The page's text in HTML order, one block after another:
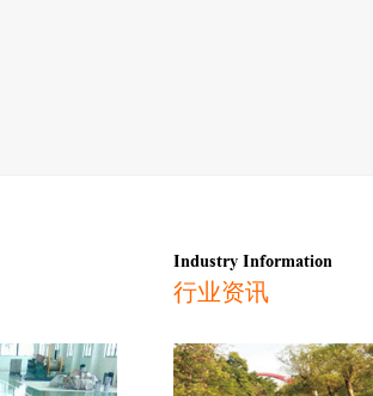
Industry Information
行业资讯